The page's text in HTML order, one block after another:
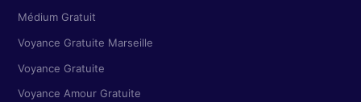
Médium Gratuit
Voyance Gratuite Marseille
Voyance Gratuite
Voyance Amour Gratuite